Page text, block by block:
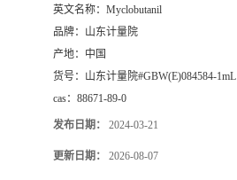
英文名称： Myclobutanil
品牌： 山东计量院
产地： 中国
货号： 山东计量院#GBW(E)084584-1mL
cas： 88671-89-0
发布日期： 2024-03-21
更新日期： 2026-08-07